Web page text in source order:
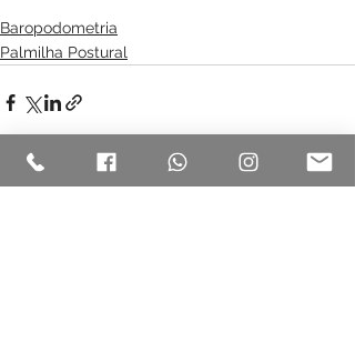
Baropodometria
Palmilha Postural